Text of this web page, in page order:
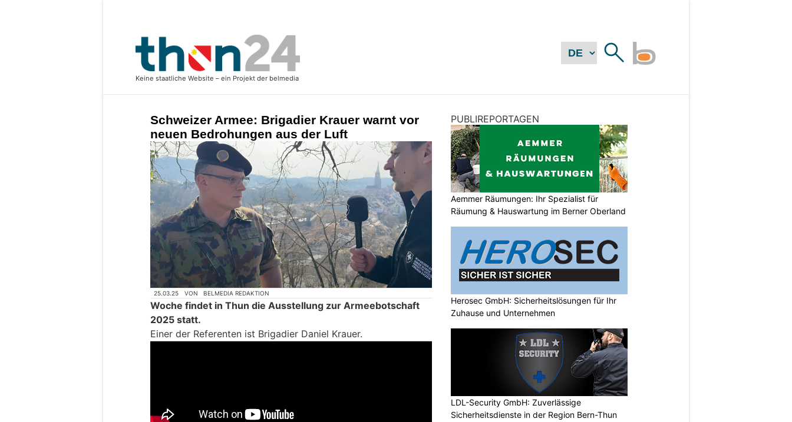
Schweizer Armee: Brigadier Krauer warnt vor
neuen Bedrohungen aus der Luft
25.03.25 VON BELMEDIA REDAKTION
Woche findet in Thun die Ausstellung zur Armeebotschaft
2025 statt.
Einer der Referenten ist Brigadier Daniel Krauer.
PUBLIREPORTAGEN
Aemmer Räumungen: Ihr Spezialist für
Räumung & Hauswartung im Berner Oberland
Herosec GmbH: Sicherheitslösungen für Ihr
Zuhause und Unternehmen
LDL-Security GmbH: Zuverlässige
Sicherheitsdienste in der Region Bern-Thun